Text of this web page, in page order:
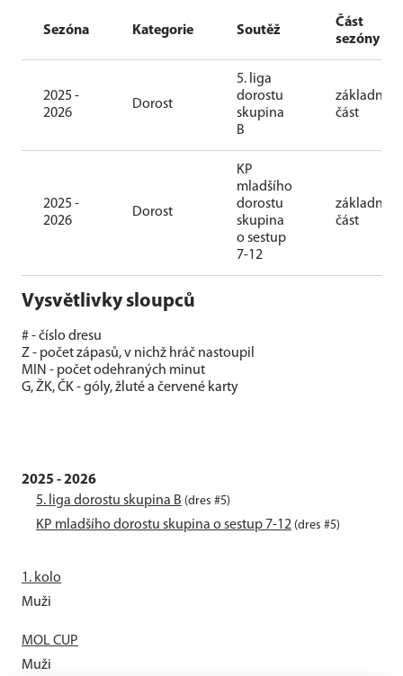
Sezóna Kategorie Soutěž
Část
sezóny
2025 -
2026
Dorost
5. liga
dorostu
skupina
B
základní
část
2025 -
2026
Dorost
KP
mladšího
dorostu
skupina
o sestup
7-12
základní
část
Vysvětlivky sloupců
# - číslo dresu
Z - počet zápasů, v nichž hráč nastoupil
MIN - počet odehraných minut
G, ŽK, ČK - góly, žluté a červené karty
2025 - 2026
5. liga dorostu skupina B (dres #5)
KP mladšího dorostu skupina o sestup 7-12 (dres #5)
1. kolo
Muži
MOL CUP
Muži